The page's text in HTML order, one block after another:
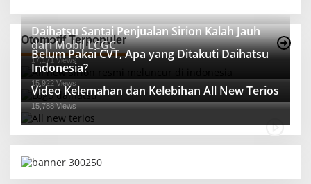
Otomotif Terpopuler
Daihatsu Santai Penjualan Sirion Kalah Jauh
dari Mobil LCGC
17,171 Views
Belum Pakai CVT, Apa yang Ditakuti Daihatsu
Indonesia?
15,922 Views
Video Kelemahan dan Kelebihan All New Terios
15,788 Views